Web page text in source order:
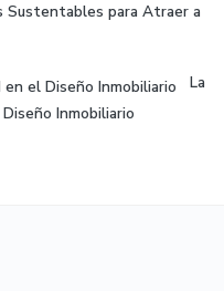
Sustentables para Atraer a
La
Inmobiliario